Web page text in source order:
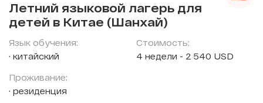
Летний языковой лагерь для
детей в Китае (Шанхай)
Язык обучения:
китайский
Проживание:
резиденция
Стоимость:
4 недели - 2 540 USD